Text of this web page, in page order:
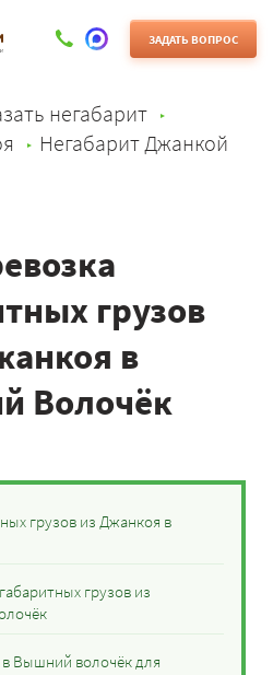
ЗАДАТЬ ВОПРОС
негабарит
Негабарит Джанкой
грузов
в
Волочёк
грузов из Джанкоя в
грузов из
Вышний волочёк для